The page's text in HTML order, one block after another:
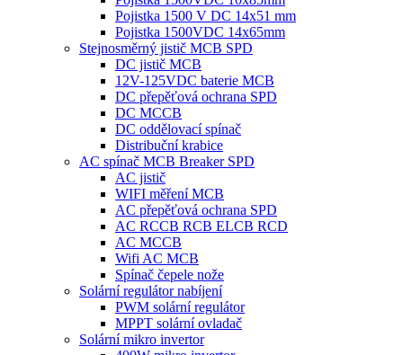
Pojistka 1500 V DC 14x51 mm
Pojistka 1500VDC 14x65mm
Stejnosměrný jistič MCB SPD
DC jistič MCB
12V-125VDC baterie MCB
DC přepěťová ochrana SPD
DC MCCB
DC oddělovací spínač
Distribuční krabice
AC spínač MCB Breaker SPD
AC jistič
WIFI měření MCB
AC přepěťová ochrana SPD
AC RCCB RCB ELCB RCD
AC MCCB
Wifi AC MCB
Spínač čepele nože
Solární regulátor nabíjení
PWM solární regulátor
MPPT solární ovladač
Solární mikro invertor